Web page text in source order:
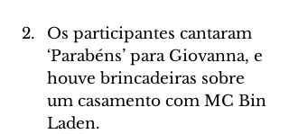
Os participantes cantaram
‘Parabéns’ para Giovanna, e
houve brincadeiras sobre
um casamento com MC Bin
Laden.